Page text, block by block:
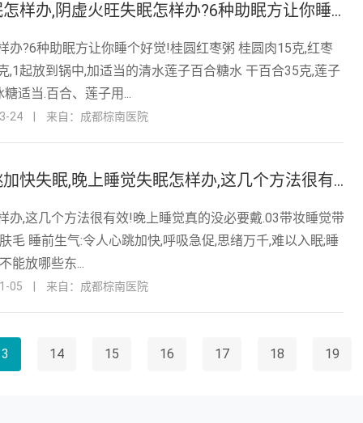
阴虚火旺失眠怎样办,阴虚火旺失眠怎样办?6种助眠方让你睡个好觉!
办?6种助眠方让你睡个好觉!桂圆红枣粥 桂圆肉15克,红枣
,1起放到锅中,加适当的清水莲子百合糖水 干百合35克,莲子
适当.百合、莲子用...
24 来自：成都棕南医院
晚上睡觉心跳加快失眠,晚上睡觉失眠怎样办,这几个方法很有效!
办,这几个方法很有效!晚上睡觉真的没必要戴.03带妆睡觉带
毛 睡前生气:令人心跳加快,呼吸急促,思绪万千,难以入眠;睡
能放哪些东...
05 来自：成都棕南医院
14 15 16 17 18 19